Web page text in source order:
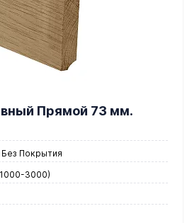
Прямой 73 мм.
Покрытия
3000)